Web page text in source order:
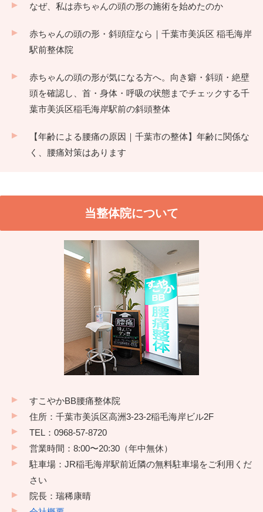
なぜ、私は赤ちゃんの頭の形の施術を始めたのか
赤ちゃんの頭の形・斜頭症なら｜千葉市美浜区 稲毛海岸
駅前整体院
赤ちゃんの頭の形が気になる方へ。向き癖・斜頭・絶壁
頭を確認し、首・身体・呼吸の状態までチェックする千
葉市美浜区稲毛海岸駅前の斜頭整体
【年齢による腰痛の原因｜千葉市の整体】年齢に関係な
く、腰痛対策はあります
当整体院について
すこやかBB腰痛整体院
住所：千葉市美浜区高洲3-23-2稲毛海岸ビル2F
TEL：0968-57-8720
営業時間：8:00〜20:30（年中無休）
駐車場：JR稲毛海岸駅前近隣の無料駐車場をご利用くだ
さい
院長：瑞稀康晴